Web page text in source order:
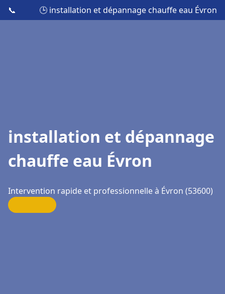
📞 🕒 installation et dépannage chauffe eau Évron
installation et dépannage
chauffe eau Évron
Intervention rapide et professionnelle à Évron (53600)